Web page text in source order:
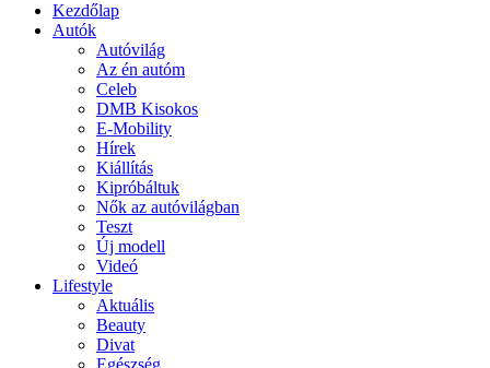
Kezdőlap
Autók
Autóvilág
Az én autóm
Celeb
DMB Kisokos
E-Mobility
Hírek
Kiállítás
Kipróbáltuk
Nők az autóvilágban
Teszt
Új modell
Videó
Lifestyle
Aktuális
Beauty
Divat